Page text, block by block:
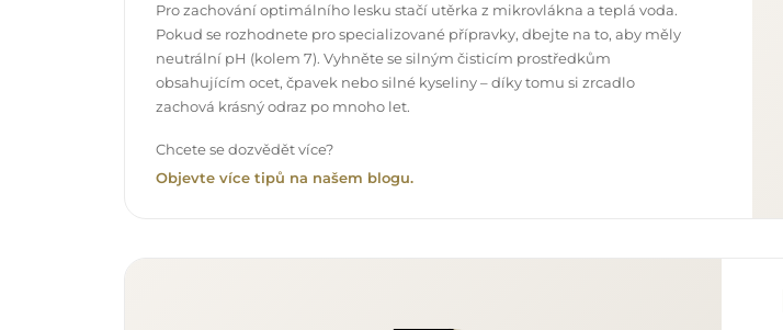
Pro zachování optimálního lesku stačí utěrka z mikrovlákna a teplá voda.
Pokud se rozhodnete pro specializované přípravky, dbejte na to, aby měly
neutrální pH (kolem 7). Vyhněte se silným čisticím prostředkům
obsahujícím ocet, čpavek nebo silné kyseliny – díky tomu si zrcadlo
zachová krásný odraz po mnoho let.
Chcete se dozvědět více?
Objevte více tipů na našem blogu.